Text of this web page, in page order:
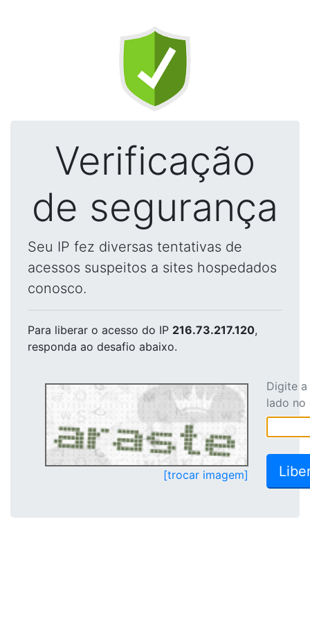
Verificação
de segurança
Seu IP fez diversas tentativas de
acessos suspeitos a sites hospedados
conosco.
Para liberar o acesso do IP 216.73.217.120,
responda ao desafio abaixo.
[trocar imagem]
Digite
lado no